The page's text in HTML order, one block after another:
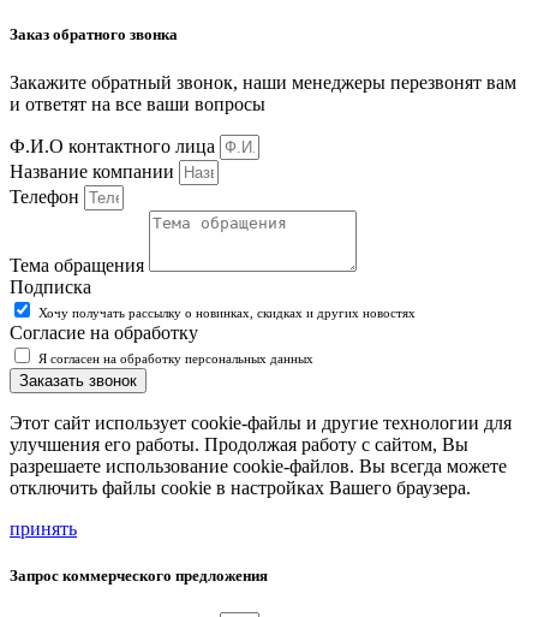
Заказ обратного звонка
Закажите обратный звонок, наши менеджеры перезвонят вам
и ответят на все ваши вопросы
Ф.И.О контактного лица
Название компании
Телефон
Тема обращения
Подписка
Хочу получать рассылку о новинках, скидках и других новостях
Согласие на обработку
Я согласен на обработку персональных данных
Заказать звонок
Этот сайт использует cookie-файлы и другие технологии для
улучшения его работы. Продолжая работу с сайтом, Вы
разрешаете использование cookie-файлов. Вы всегда можете
отключить файлы cookie в настройках Вашего браузера.
принять
Запрос коммерческого предложения